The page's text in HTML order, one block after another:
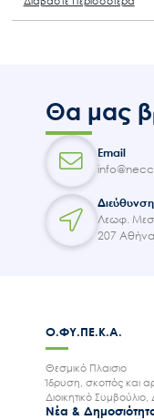
Θα μας
Email
Διεύθυνση
Λεωφ.
207
Ο.ΦΥ.ΠΕ.Κ.Α.
Θεσμικό Πλαισιο
Ίδρυση, σκοπός και
Διοικητικό
Νέα &